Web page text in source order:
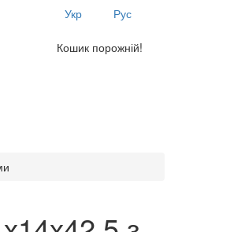
Укр Рус
Кошик порожній!